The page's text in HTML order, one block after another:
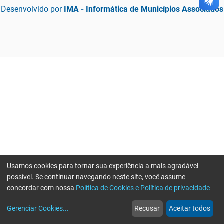
Desenvolvido por IMA - Informática de Municípios Associados
web
Notícias
more_horiz
Mais
Usamos cookies para tornar sua experiência a mais agradável
possível. Se continuar navegando neste site, você assume
concordar com nossa Política de Cookies e Política de privacidade
Gerenciar Cookies... Recusar Aceitar todos